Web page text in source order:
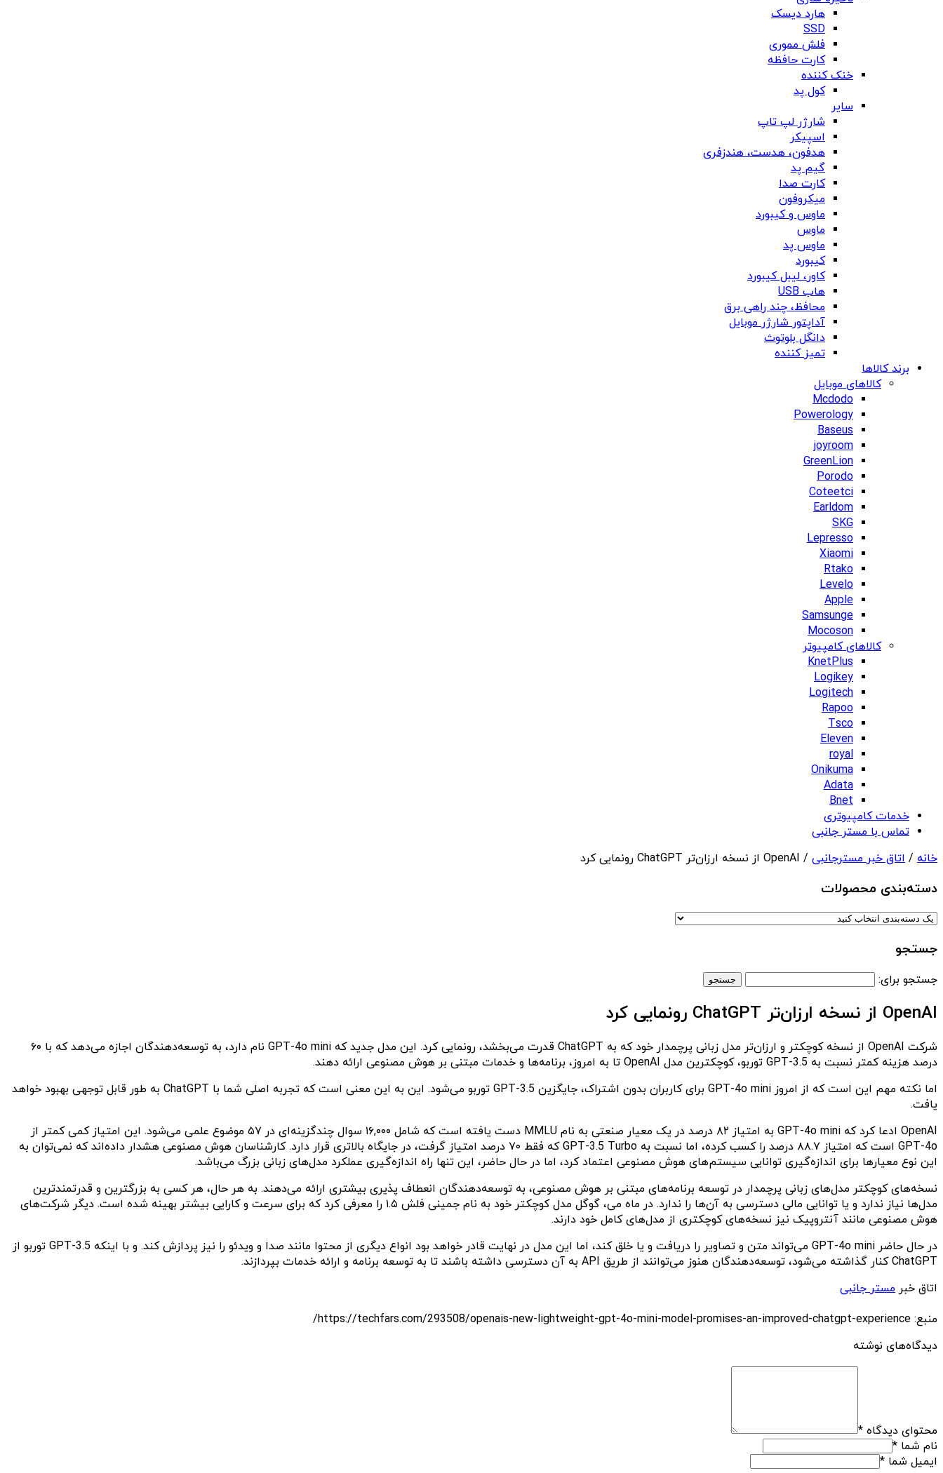
هارد دیسک
SSD
فلش مموری
کارت حافظه
خنک کننده
کول پد
سایر
شارژر لپ تاپ
اسپیکر
هدفون، هدست، هندزفری
گیم پد
کارت صدا
میکروفون
ماوس و کیبورد
ماوس
ماوس پد
کیبورد
کاور، لیبل کیبورد
هاب USB
محافظ، چند راهی برق
آداپتور شارژر موبایل
دانگل بلوتوث
تمیز کننده
برند کالاها
کالاهای موبایل
Mcdodo
Powerology
Baseus
joyroom
GreenLion
Porodo
Coteetci
Earldom
SKG
Lepresso
Xiaomi
Rtako
Levelo
Apple
Samsunge
Mocoson
کالاهای کامپیوتر
KnetPlus
Logikey
Logitech
Rapoo
Tsco
Eleven
royal
Onikuma
Adata
Bnet
خدمات کامپیوتری
تماس با مستر جانبی
خانه / اتاق خبر مسترجانبی / OpenAI از نسخه ارزان‌تر ChatGPT رونمایی کرد
دسته‌بندی‌ محصولات
جستجو
جستجو برای:
OpenAI از نسخه ارزان‌تر ChatGPT رونمایی کرد
شرکت OpenAI از نسخه‌ کوچکتر و ارزان‌تر مدل زبانی پرچمدار خود که به ChatGPT قدرت می‌بخشد، رونمایی کرد. این مدل جدید که GPT-4o mini نام دارد، به توسعه‌دهندگان اجازه می‌دهد که با ۶۰
درصد هزینه کمتر نسبت به GPT-3.5 توربو، کوچکترین مدل OpenAI تا به امروز، برنامه‌ها و خدمات مبتنی بر هوش مصنوعی ارائه دهند.
اما نکته مهم این است که از امروز GPT-4o mini برای کاربران بدون اشتراک، جایگزین GPT-3.5 توربو می‌شود. این به این معنی است که تجربه اصلی شما با ChatGPT به طور قابل توجهی بهبود خواهد
یافت.
OpenAI ادعا کرد که GPT-4o mini به امتیاز ۸۲ درصد در یک معیار صنعتی به نام MMLU دست یافته است که شامل ۱۶,۰۰۰ سوال چندگزینه‌ای در ۵۷ موضوع علمی می‌شود. این امتیاز کمی کمتر از
GPT-4o است که امتیاز ۸۸.۷ درصد را کسب کرده، اما نسبت به GPT-3.5 Turbo که فقط ۷۰ درصد امتیاز گرفت، در جایگاه بالاتری قرار دارد. کارشناسان هوش مصنوعی هشدار داده‌اند که نمی‌توان به
این نوع معیارها برای اندازه‌گیری توانایی سیستم‌های هوش مصنوعی اعتماد کرد، اما در حال حاضر، این تنها راه اندازه‌گیری عملکرد مدل‌های زبانی بزرگ می‌باشد.
نسخه‌های کوچکتر مدل‌های زبانی پرچمدار در توسعه برنامه‌های مبتنی بر هوش مصنوعی، به توسعه‌دهندگان انعطاف پذیری بیشتری ارائه می‌دهند. به هر حال، هر کسی به بزرگترین و قدرتمندترین
مدل‌ها نیاز ندارد و یا توانایی مالی دسترسی به آن‌ها را ندارد. در ماه می، گوگل مدل کوچکتر خود به نام جمینی فلش ۱.۵ را معرفی کرد که برای سرعت و کارایی بیشتر بهینه شده است. دیگر شرکت‌های
هوش مصنوعی مانند آنتروپیک نیز نسخه‌های کوچکتری از مدل‌های کامل خود دارند.
در حال حاضر GPT-4o mini می‌تواند متن و تصاویر را دریافت و یا خلق کند، اما این مدل در نهایت قادر خواهد بود انواع دیگری از محتوا مانند صدا و ویدئو را نیز پردازش کند. و با اینکه GPT-3.5 توربو از
ChatGPT کنار گذاشته می‌شود، توسعه‌دهندگان هنوز می‌توانند از طریق API به آن دسترسی داشته باشند تا به توسعه برنامه و ارائه خدمات بپردازند.
اتاق خبر مستر جانبی
منبع: https://techfars.com/293508/openais-new-lightweight-gpt-4o-mini-model-promises-an-improved-chatgpt-experience/
دیدگاه‌های نوشته
محتوای دیدگاه *
نام شما *
ایمیل شما *